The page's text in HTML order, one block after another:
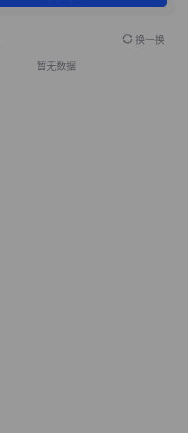
换一换
暂无数据